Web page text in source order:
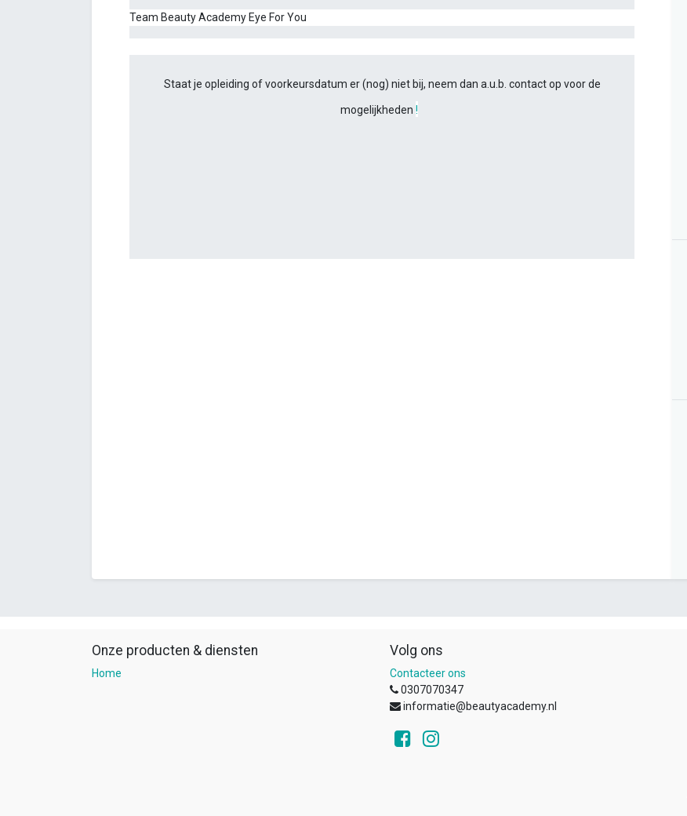
Team Beauty Academy Eye For You
Staat je opleiding of voorkeursdatum er (nog) niet bij, neem dan a.u.b. contact op voor de
mogelijkheden !
Onze producten & diensten
Home
Volg ons
Contacteer ons
0307070347
informatie@beautyacademy.nl